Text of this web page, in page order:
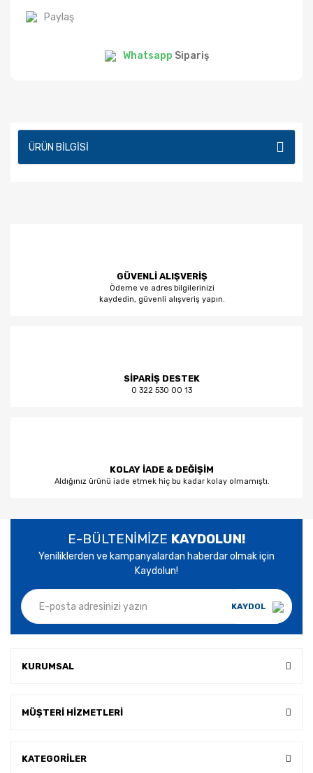
Paylaş
Whatsapp Sipariş
ÜRÜN BILGISI
GÜVENLİ ALIŞVERİŞ
Ödeme ve adres bilgilerinizi
kaydedin, güvenli alışveriş yapın.
SİPARİŞ DESTEK
0 322 530 00 13
KOLAY İADE & DEĞİŞİM
Aldığınız ürünü iade etmek hiç bu kadar kolay olmamıştı.
E-BÜLTENİMİZE KAYDOLUN!
Yeniliklerden ve kampanyalardan haberdar olmak için
Kaydolun!
KAYDOL
KURUMSAL
MÜŞTERİ HİZMETLERİ
KATEGORİLER